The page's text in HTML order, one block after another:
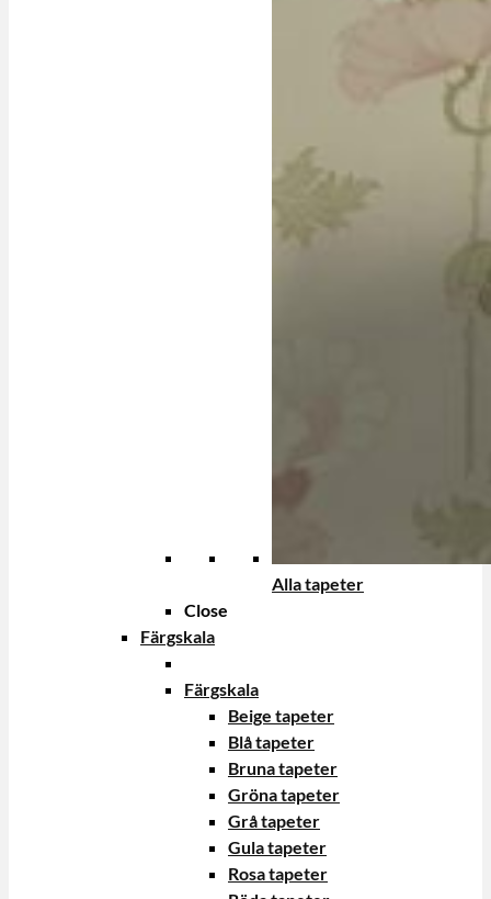
Alla tapeter
Close
Färgskala
Färgskala
Beige tapeter
Blå tapeter
Bruna tapeter
Gröna tapeter
Grå tapeter
Gula tapeter
Rosa tapeter